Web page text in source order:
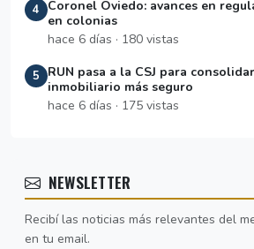
4
Coronel Oviedo: avances en
en colonias
hace 6 días · 180 vistas
5
RUN pasa a la CSJ para
inmobiliario más seguro
hace 6 días · 175 vistas
NEWSLETTER
Recibí las noticias más relevantes del
en tu email.